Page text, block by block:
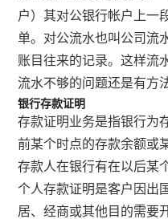
户）其对公银行帐户上一
单。对公流水也叫公司流
账目往来的记录。这样流
流水不够的问题还是有方
银行存款证明
存款证明业务是指银行为
前某个时点的存款余额或
存款人在银行有在以后某
个人存款证明是客户因出
居、经商或其他目的需要